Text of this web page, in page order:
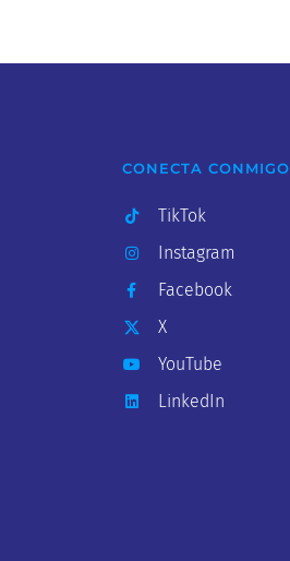
CONECTA CONMIGO
TikTok
Instagram
Facebook
X
YouTube
LinkedIn